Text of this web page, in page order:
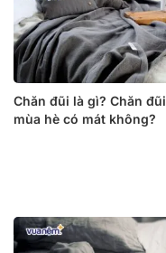
Chăn đũi là gì? Chăn đũi
mùa hè có mát không?